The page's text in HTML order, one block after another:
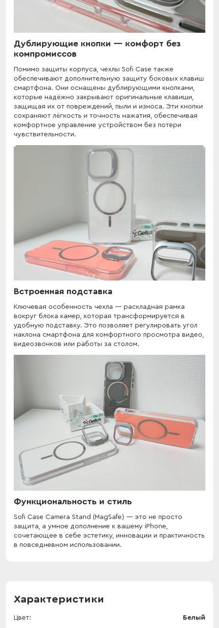
Дублирующие кнопки — комфорт без
компромиссов
Помимо защиты корпуса, чехлы Sofi Case также
обеспечивают дополнительную защиту боковых клавиш
смартфона. Они оснащены дублирующими кнопками,
которые надёжно закрывают оригинальные клавиши,
защищая их от повреждений, пыли и износа. Эти кнопки
сохраняют лёгкость и точность нажатия, обеспечивая
комфортное управление устройством без потери
чувствительности.
Встроенная подставка
Ключевая особенность чехла — раскладная рамка
вокруг блока камер, которая трансформируется в
удобную подставку. Это позволяет регулировать угол
наклона смартфона для комфортного просмотра видео,
видеозвонков или работы за столом.
Функциональность и стиль
Sofi Case Camera Stand (MagSafe) — это не просто
защита, а умное дополнение к вашему iPhone,
сочетающее в себе эстетику, инновации и практичность
в повседневном использовании.
Характеристики
Цвет Белый